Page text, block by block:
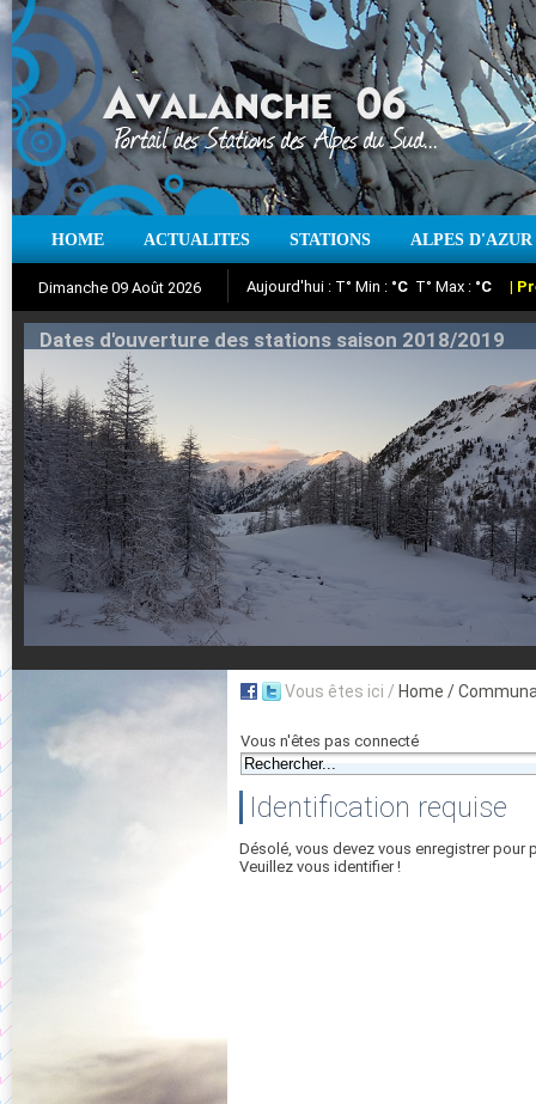
HOME ACTUALITES STATIONS ALPES D'AZUR
Dimanche 09 Août 2026
Aujourd'hui : T° Min :°CT° Max :°C |
Iso à 0° :mNeige sur 12 heures :cm
Suivez en direct l'actualité des stations
Vous êtes ici / Home /
Vous n'êtes pas connecté
Identification requise
Désolé, vous devez vous enregistrer pour
Veuillez vous identifier !